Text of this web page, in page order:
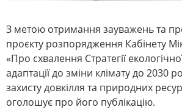
З метою отримання зауважень та
проєкту розпорядження Кабінету
«Про схвалення Стратегії
адаптації до зміни клімату до 2030
захисту довкілля та природних
оголошує про його публікацію.